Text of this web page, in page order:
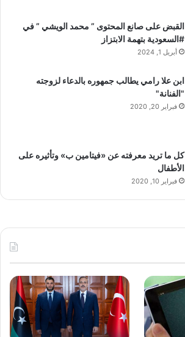
القبض على صانع المحتوى ” محمد الويشي ” في
#السعودية بتهمة الابتزاز
أبريل 1, 2024
ابن علا رامي يطالب جمهوره بالدعاء لزوجته
"الفنانة"
فبراير 20, 2020
كل ما تريد معرفته عن «فيتامين ب» وتأثيره على
الأطفال
فبراير 10, 2020